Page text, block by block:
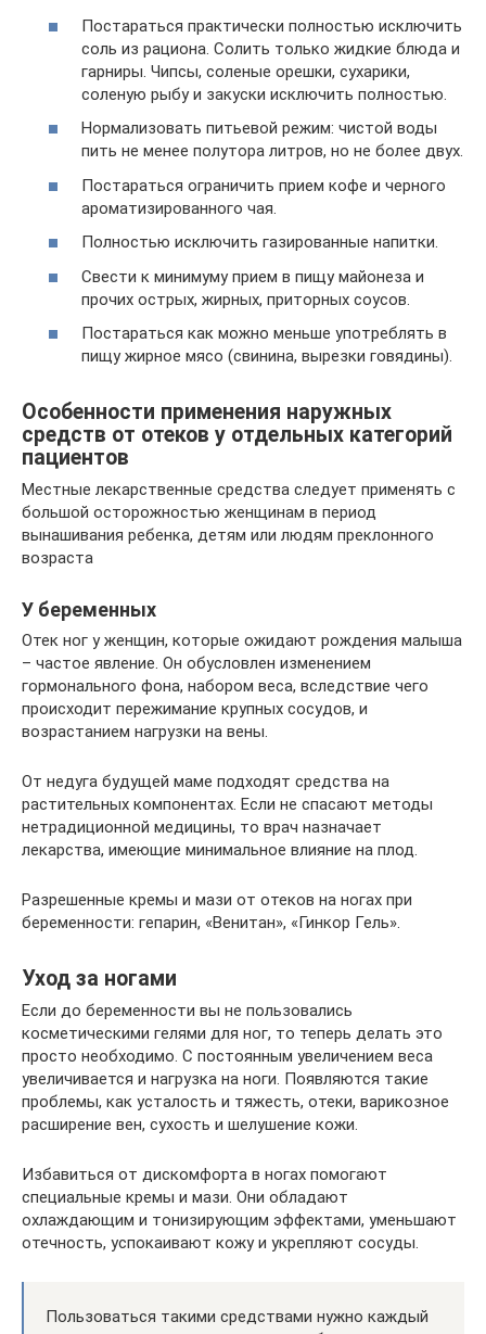
Постараться практически полностью исключить
соль из рациона. Солить только жидкие блюда и
гарниры. Чипсы, соленые орешки, сухарики,
соленую рыбу и закуски исключить полностью.
Нормализовать питьевой режим: чистой воды
пить не менее полутора литров, но не более двух.
Постараться ограничить прием кофе и черного
ароматизированного чая.
Полностью исключить газированные напитки.
Свести к минимуму прием в пищу майонеза и
прочих острых, жирных, приторных соусов.
Постараться как можно меньше употреблять в
пищу жирное мясо (свинина, вырезки говядины).
Особенности применения наружных
средств от отеков у отдельных категорий
пациентов
Местные лекарственные средства следует применять с
большой осторожностью женщинам в период
вынашивания ребенка, детям или людям преклонного
возраста
У беременных
Отек ног у женщин, которые ожидают рождения малыша
– частое явление. Он обусловлен изменением
гормонального фона, набором веса, вследствие чего
происходит пережимание крупных сосудов, и
возрастанием нагрузки на вены.
От недуга будущей маме подходят средства на
растительных компонентах. Если не спасают методы
нетрадиционной медицины, то врач назначает
лекарства, имеющие минимальное влияние на плод.
Разрешенные кремы и мази от отеков на ногах при
беременности: гепарин, «Венитан», «Гинкор Гель».
Уход за ногами
Если до беременности вы не пользовались
косметическими гелями для ног, то теперь делать это
просто необходимо. С постоянным увеличением веса
увеличивается и нагрузка на ноги. Появляются такие
проблемы, как усталость и тяжесть, отеки, варикозное
расширение вен, сухость и шелушение кожи.
Избавиться от дискомфорта в ногах помогают
специальные кремы и мази. Они обладают
охлаждающим и тонизирующим эффектами, уменьшают
отечность, успокаивают кожу и укрепляют сосуды.
Пользоваться такими средствами нужно каждый